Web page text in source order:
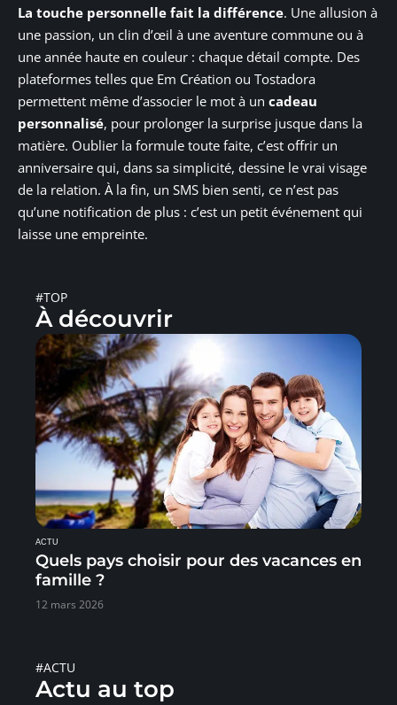
La touche personnelle fait la différence. Une allusion à
une passion, un clin d’œil à une aventure commune ou à
une année haute en couleur : chaque détail compte. Des
plateformes telles que Em Création ou Tostadora
permettent même d’associer le mot à un cadeau
personnalisé, pour prolonger la surprise jusque dans la
matière. Oublier la formule toute faite, c’est offrir un
anniversaire qui, dans sa simplicité, dessine le vrai visage
de la relation. À la fin, un SMS bien senti, ce n’est pas
qu’une notification de plus : c’est un petit événement qui
laisse une empreinte.
#TOP
À découvrir
ACTU
Quels pays choisir pour des vacances en
famille ?
12 mars 2026
#ACTU
Actu au top